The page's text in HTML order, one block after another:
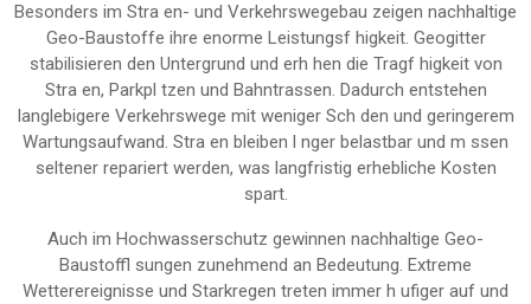
Besonders im Stra en- und Verkehrswegebau zeigen nachhaltige
Geo-Baustoffe ihre enorme Leistungsf higkeit. Geogitter
stabilisieren den Untergrund und erh hen die Tragf higkeit von
Stra en, Parkpl tzen und Bahntrassen. Dadurch entstehen
langlebigere Verkehrswege mit weniger Sch den und geringerem
Wartungsaufwand. Stra en bleiben l nger belastbar und m ssen
seltener repariert werden, was langfristig erhebliche Kosten
spart.
Auch im Hochwasserschutz gewinnen nachhaltige Geo-
Baustoffl sungen zunehmend an Bedeutung. Extreme
Wetterereignisse und Starkregen treten immer h ufiger auf und